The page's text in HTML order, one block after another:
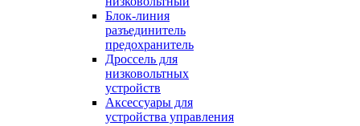
Блок-линия
разъединитель
предохранитель
Дроссель для
низковольтных
устройств
Аксессуары для
устройства управления